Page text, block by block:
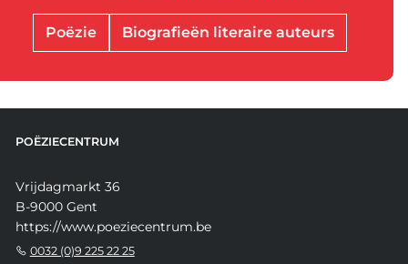
Poëzie Biografieën literaire auteurs
POËZIECENTRUM
Vrijdagmarkt 36
B-9000 Gent
https://www.poeziecentrum.be
0032 (0)9 225 22 25